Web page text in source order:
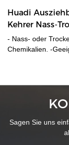
Huadi
Kehrer Nass-
- Nass- oder
Chemikalien. -
ermöglicht das
Sagen Sie uns